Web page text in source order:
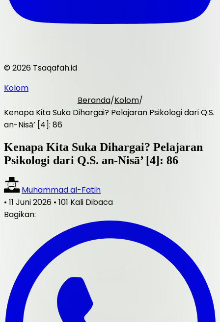
© 2026 Tsaqafah.id
Kolom
Beranda/Kolom/
Kenapa Kita Suka Dihargai? Pelajaran Psikologi dari Q.S.
an-Nisā’ [4]: 86
Kenapa Kita Suka Dihargai? Pelajaran
Psikologi dari Q.S. an-Nisā’ [4]: 86
Muhammad al-Fatih
• 11 Juni 2026 • 101 Kali Dibaca
Bagikan: